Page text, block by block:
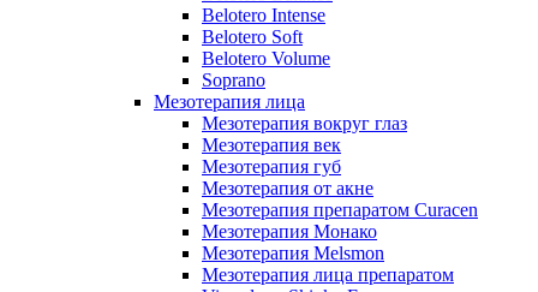
Belotero Intense
Belotero Soft
Belotero Volume
Soprano
Мезотерапия лица
Мезотерапия вокруг глаз
Мезотерапия век
Мезотерапия губ
Мезотерапия от акне
Мезотерапия препаратом Curacen
Мезотерапия Монако
Мезотерапия Melsmon
Мезотерапия лица препаратом